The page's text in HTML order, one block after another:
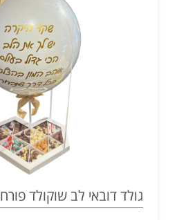
גולד דובאי לב שוקולד פורח